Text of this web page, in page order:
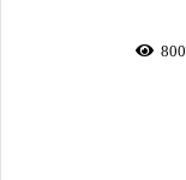
800